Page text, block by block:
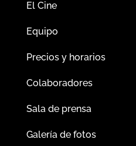
El Cine
Equipo
Precios y horarios
Colaboradores
Sala de prensa
Galería de fotos